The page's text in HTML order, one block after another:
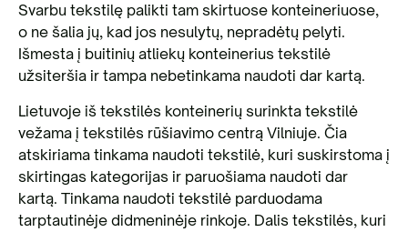
Svarbu tekstilę palikti tam skirtuose konteineriuose,
o ne šalia jų, kad jos nesulytų, nepradėtų pelyti.
Išmesta į buitinių atliekų konteinerius tekstilė
užsiteršia ir tampa nebetinkama naudoti dar kartą.
Lietuvoje iš tekstilės konteinerių surinkta tekstilė
vežama į tekstilės rūšiavimo centrą Vilniuje. Čia
atskiriama tinkama naudoti tekstilė, kuri suskirstoma į
skirtingas kategorijas ir paruošiama naudoti dar
kartą. Tinkama naudoti tekstilė parduodama
tarptautinėje didmeninėje rinkoje. Dalis tekstilės, kuri